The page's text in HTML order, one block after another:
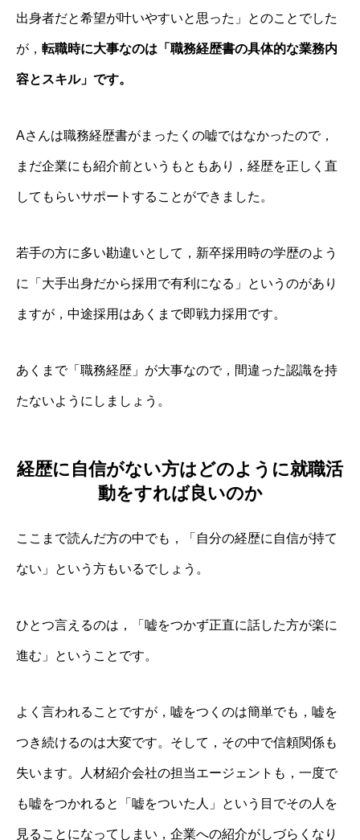
出身者だと希望が叶いやすいと思った」とのことでした
が， 転職時に大事なのは「職務経歴書の具体的な業務内
容とスキル」です。
Aさんは職務経歴書がまったくの嘘ではなかったので，
まだ企業にも紹介前というもともあり，経歴を正しく直
してもらいサポートすることができました。
若手の方に多い勘違いとして，新卒採用時の学歴のよう
に「大手出身だから採用で有利になる」というのがあり
ますが，中途採用はあくまで即戦力採用です。
あくまで「職務経歴」が大事なので，間違った認識を持
たないようにしましょう。
経歴に自信がない方はどのように就職活
動をすれば良いのか
ここまで読んだ方の中でも，「自分の経歴に自信が持て
ない」という方もいるでしょう。
ひとつ言えるのは，「嘘をつかず正直に話した方が楽に
進む」ということです。
よく言われることですが，嘘をつくのは簡単でも，嘘を
つき続けるのは大変です。そして，その中で信頼関係も
失います。人材紹介会社の担当エージェントも，一度で
も嘘をつかれると「嘘をついた人」という目でその人を
見ることになってしまい，企業への紹介がしづらくなり